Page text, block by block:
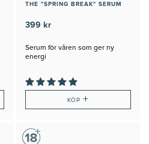
THE "SPRING BREAK" SERUM
399 kr
Serum för våren som ger ny
energi
KÖP +